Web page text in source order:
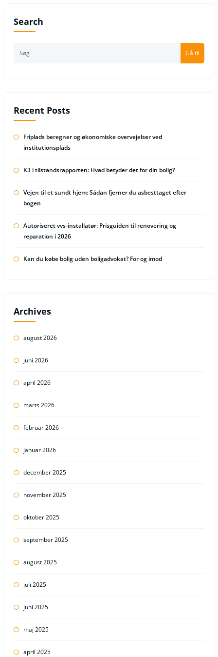
Search
Gå til
Recent Posts
Friplads beregner og økonomiske overvejelser ved
institutionsplads
K3 i tilstandsrapporten: Hvad betyder det for din bolig?
Vejen til et sundt hjem: Sådan fjerner du asbesttaget efter
bogen
Autoriseret vvs-installatør: Prisguiden til renovering og
reparation i 2026
Kan du købe bolig uden boligadvokat? For og imod
Archives
august 2026
juni 2026
april 2026
marts 2026
februar 2026
januar 2026
december 2025
november 2025
oktober 2025
september 2025
august 2025
juli 2025
juni 2025
maj 2025
april 2025